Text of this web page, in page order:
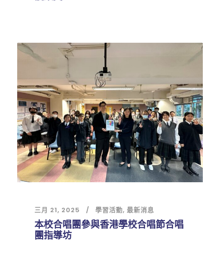
三月 21, 2025 學習活動, 最新消息
本校合唱團參與香港學校合唱節合唱
團指導坊